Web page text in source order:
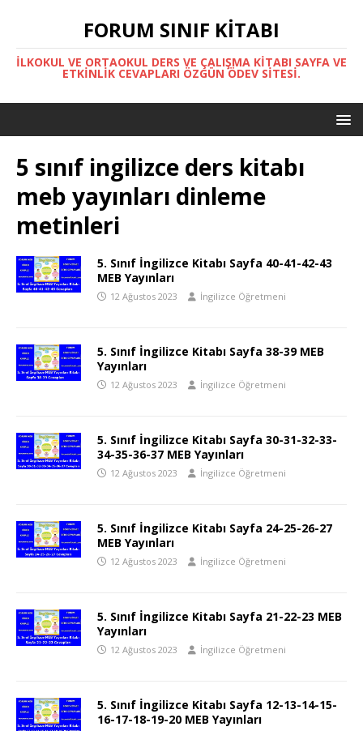
FORUM SINIF KITABI
İLKOKUL VE ORTAOKUL DERS VE ÇALIŞMA KITABI SAYFA VE
ETKINLIK CEVAPLARI ÖZGÜN ÖDEV SITESI.
5 sınıf ingilizce ders kitabı
meb yayınları dinleme
metinleri
5. Sınıf İngilizce Kitabı Sayfa 40-41-42-43
MEB Yayınları
12 Ağustos 2023 İngilizce Öğretmeni
5. Sınıf İngilizce Kitabı Sayfa 38-39 MEB
Yayınları
12 Ağustos 2023 İngilizce Öğretmeni
5. Sınıf İngilizce Kitabı Sayfa 30-31-32-33-
34-35-36-37 MEB Yayınları
12 Ağustos 2023 İngilizce Öğretmeni
5. Sınıf İngilizce Kitabı Sayfa 24-25-26-27
MEB Yayınları
12 Ağustos 2023 İngilizce Öğretmeni
5. Sınıf İngilizce Kitabı Sayfa 21-22-23 MEB
Yayınları
12 Ağustos 2023 İngilizce Öğretmeni
5. Sınıf İngilizce Kitabı Sayfa 12-13-14-15-
16-17-18-19-20 MEB Yayınları